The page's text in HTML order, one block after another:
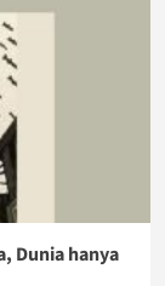
Dunia hanya